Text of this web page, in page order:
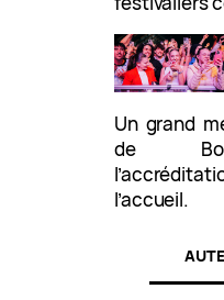
Un grand
de
l’accueil.